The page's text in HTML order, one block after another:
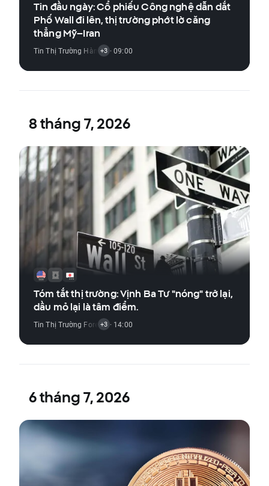
Tin đầu ngày: Cổ phiếu Công nghệ dẫn dắt
Phố Wall đi lên, thị trường phớt lờ căng
thẳng Mỹ–Iran
Tin Thị Trường Hàng Hóa,Tin Thị Trường Chỉ Số
+3 · 09:00
8 tháng 7, 2026
Tóm tắt thị trường: Vịnh Ba Tư "nóng" trở lại,
dầu mỏ lại là tâm điểm.
Tin Thị Trường Forex,Tin Thị Trường Hàng Hóa
+3 · 14:00
6 tháng 7, 2026